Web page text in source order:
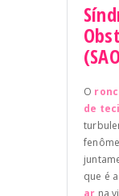
O
de
que é a
ar na